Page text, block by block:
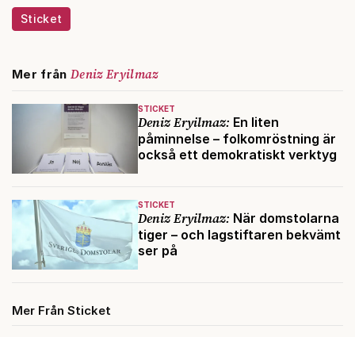
Sticket
Mer från Deniz Eryilmaz
STICKET
Deniz Eryilmaz: En liten
påminnelse – folkomröstning är
också ett demokratiskt verktyg
STICKET
Deniz Eryilmaz: När domstolarna
tiger – och lagstiftaren bekvämt
ser på
Mer Från Sticket